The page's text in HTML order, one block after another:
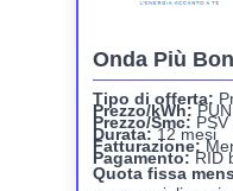
Onda Più
Tipo di offerta:
Prezzo/kWh:
Prezzo/Smc:PSV
Durata:12 mesi
Fatturazione:
Pagamento:RID
Quota fissa